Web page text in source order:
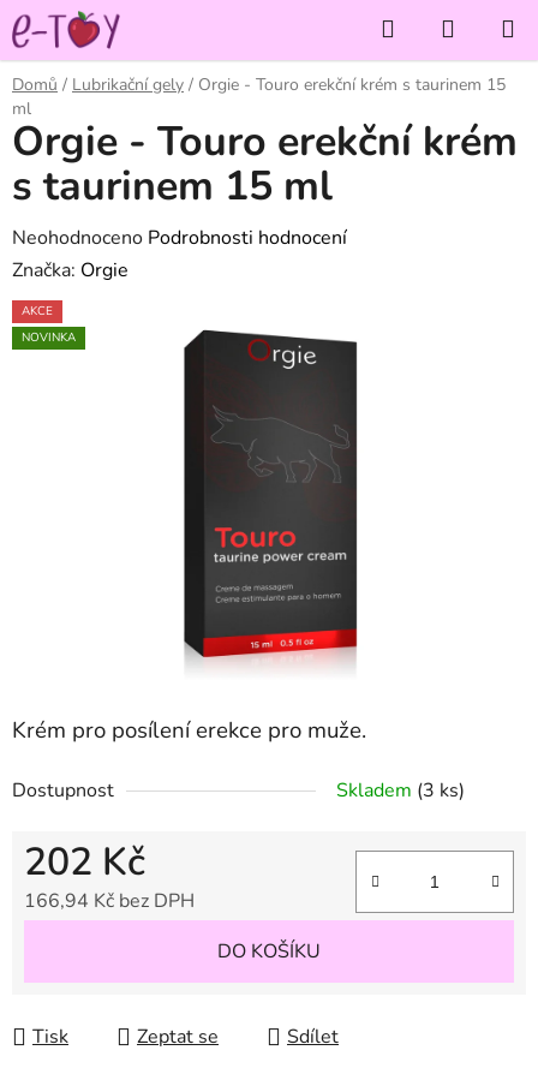
Přejít
na
obsah
Hledat
KOŠÍK
Domů / Lubrikační gely / Orgie - Touro erekční krém s taurinem 15
ml
Krém pro posílení erekce pro muže.
Dostupnost Skladem (3 ks)
202 Kč
166,94 Kč bez DPH
DO KOŠÍKU
Tisk Zeptat se Sdílet
Orgie - Touro erekční krém
s taurinem 15 ml
Průměrné
hodnocení
produktu
je
Neohodnoceno Podrobnosti hodnocení
Značka: Orgie
AKCE
NOVINKA